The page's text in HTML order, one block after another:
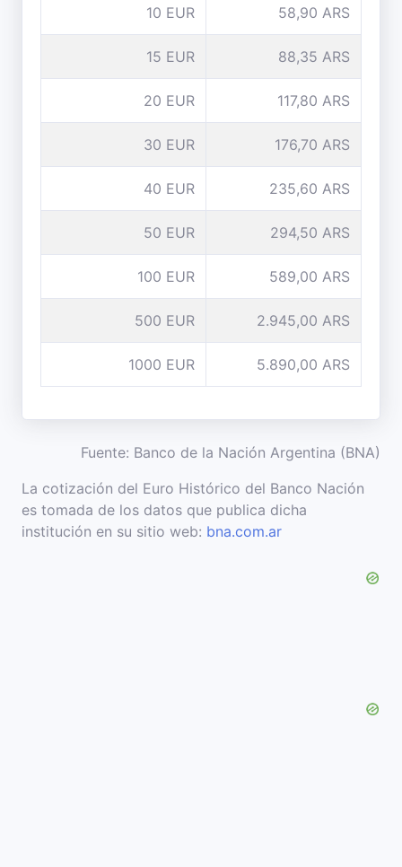
10 EUR 58,90 ARS
15 EUR 88,35 ARS
20 EUR 117,80 ARS
30 EUR 176,70 ARS
40 EUR 235,60 ARS
50 EUR 294,50 ARS
100 EUR 589,00 ARS
500 EUR 2.945,00 ARS
1000 EUR 5.890,00 ARS
Fuente: Banco de la Nación Argentina (BNA)
La cotización del Euro Histórico del Banco Nación
es tomada de los datos que publica dicha
institución en su sitio web: bna.com.ar